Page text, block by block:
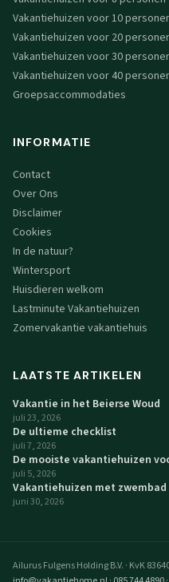
Vakantiehuizen voor 10
Vakantiehuizen voor 20
Vakantiehuizen voor 30
Vakantiehuizen voor 40
Groepsaccommodaties
INFORMATIE
Contact
Over Ons
Disclaimer
Cookies
In de natuur?
Wintersport
Huisdieren welkom
Lastminute Vakantiehuizen
Zomervakantie vakantiehuis
LAATSTE ARTIKELEN
Vakantie in het Beierse Woud
juli 23, 2026
De ultieme checklist
juli 7, 2026
De mooiste vakantiehuizen
juli 5, 2026
Vakantiehuizen met zwembad
juni 30, 2026
Ailurus Fulgens Holding B.V. · KvK